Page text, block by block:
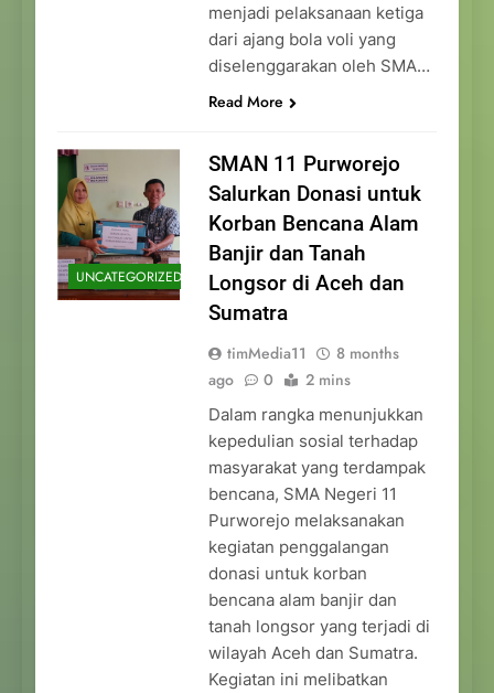
menjadi pelaksanaan ketiga
dari ajang bola voli yang
diselenggarakan oleh SMA…
Read More
UNCATEGORIZED
SMAN 11 Purworejo
Salurkan Donasi untuk
Korban Bencana Alam
Banjir dan Tanah
Longsor di Aceh dan
Sumatra
timMedia11
8 months
ago
0 2 mins
Dalam rangka menunjukkan
kepedulian sosial terhadap
masyarakat yang terdampak
bencana, SMA Negeri 11
Purworejo melaksanakan
kegiatan penggalangan
donasi untuk korban
bencana alam banjir dan
tanah longsor yang terjadi di
wilayah Aceh dan Sumatra.
Kegiatan ini melibatkan